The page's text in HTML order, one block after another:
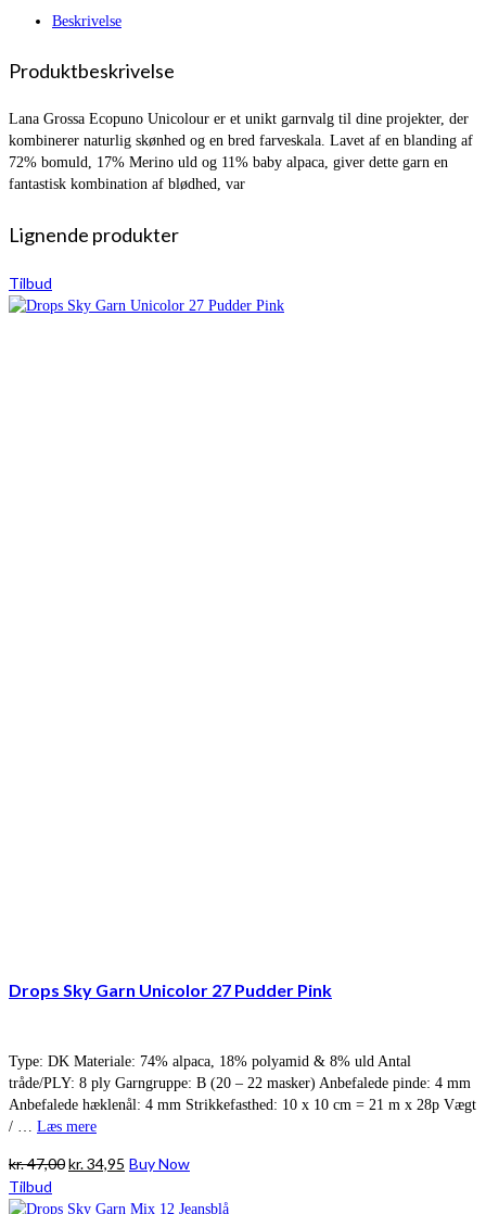
Beskrivelse
Produktbeskrivelse
Lana Grossa Ecopuno Unicolour er et unikt garnvalg til dine projekter, der
kombinerer naturlig skønhed og en bred farveskala. Lavet af en blanding af
72% bomuld, 17% Merino uld og 11% baby alpaca, giver dette garn en
fantastisk kombination af blødhed, var
Lignende produkter
Tilbud
Drops Sky Garn Unicolor 27 Pudder Pink
Type: DK Materiale: 74% alpaca, 18% polyamid & 8% uld Antal
tråde/PLY: 8 ply Garngruppe: B (20 – 22 masker) Anbefalede pinde: 4 mm
Anbefalede hæklenål: 4 mm Strikkefasthed: 10 x 10 cm = 21 m x 28p Vægt
/ … Læs mere
kr.47,00Den
pris
kr.34,95 Den
pris
Buy Now
Tilbud